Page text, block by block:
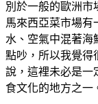
／
行
程
編
排
／
別於一般的歐洲市
馬來西亞菜市場有
水、空氣中混著海
點吵，所以我覺得
說，這裡未必是一
食文化的地方之一